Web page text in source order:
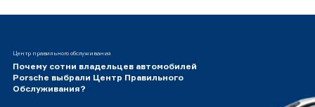
Центр правильного обслуживания
Почему сотни владельцев автомобилей
Porsche выбрали Центр Правильного
Обслуживания?